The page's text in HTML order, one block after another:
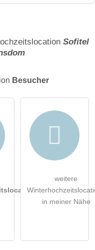
Kenntnis genommen.
Fragen sindfür alle
Sofitel
Besucher
weitere
in meiner Nähe